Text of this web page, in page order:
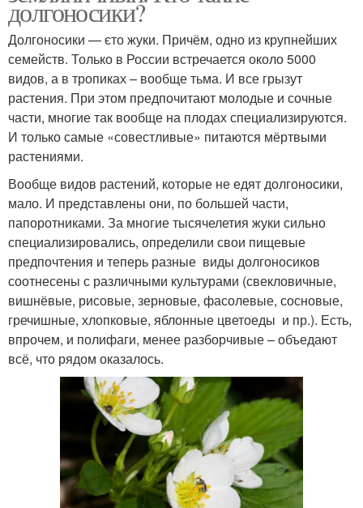
долгоносики?
Долгоносики — єто жуки. Причём, одно из крупнейших
семейств. Только в России встречается около 5000
видов, а в тропиках – вообще тьма. И все грызут
растения. При этом предпочитают молодые и сочные
части, многие так вообще на плодах специализируются.
И только самые «совестливые» питаются мёртвыми
растениями.
Вообще видов растений, которые не едят долгоносики,
мало. И представлены они, по большей части,
папоротниками. За многие тысячелетия жуки сильно
специализировались, определили свои пищевые
предпочтения и теперь разные виды долгоносиков
соотнесены с различными культурами (свекловичные,
вишнёвые, рисовые, зерновые, фасолевые, сосновые,
гречишные, хлопковые, яблонные цветоеды и пр.). Есть,
впрочем, и полифаги, менее разборчивые – объедают
всё, что рядом оказалось.